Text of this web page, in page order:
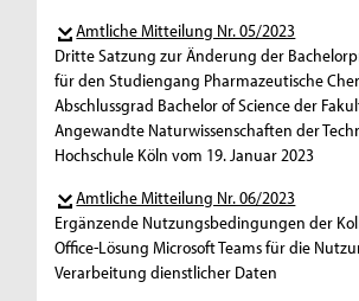
Amtliche Mitteilung Nr. 05/2023
Dritte Satzung zur Änderung der
für den Studiengang Pharmazeutische
Abschlussgrad Bachelor of Science der
Angewandte Naturwissenschaften der
Hochschule Köln vom 19. Januar 2023
Amtliche Mitteilung Nr. 06/2023
Ergänzende Nutzungsbedingungen der
Office-Lösung Microsoft Teams für die
Verarbeitung dienstlicher Daten